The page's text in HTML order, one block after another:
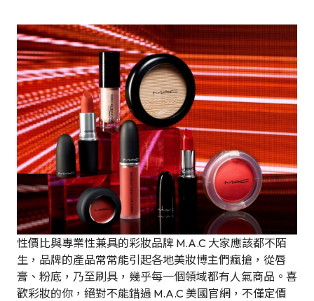
性價比與專業性兼具的彩妝品牌 M.A.C 大家應該都不陌
生，品牌的產品常常能引起各地美妝博主們瘋搶，從唇
膏、粉底，乃至刷具，幾乎每一個領域都有人氣商品。喜
歡彩妝的你，絕對不能錯過 M.A.C 美國官網，不僅定價